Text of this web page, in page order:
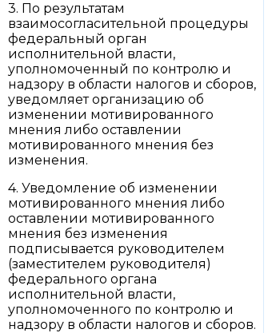
3. По результатам
взаимосогласительной процедуры
федеральный орган
исполнительной власти,
уполномоченный по контролю и
надзору в области налогов и сборов,
уведомляет организацию об
изменении мотивированного
мнения либо оставлении
мотивированного мнения без
изменения.
4. Уведомление об изменении
мотивированного мнения либо
оставлении мотивированного
мнения без изменения
подписывается руководителем
(заместителем руководителя)
федерального органа
исполнительной власти,
уполномоченного по контролю и
надзору в области налогов и сборов.